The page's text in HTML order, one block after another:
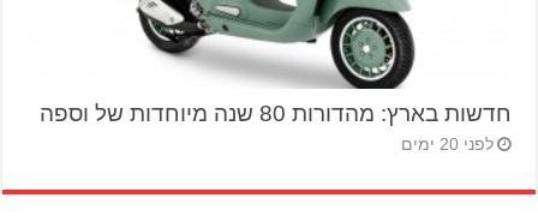
חדשות בארץ: מהדורות 80 שנה מיוחדות של וספה
לפני 20 ימים